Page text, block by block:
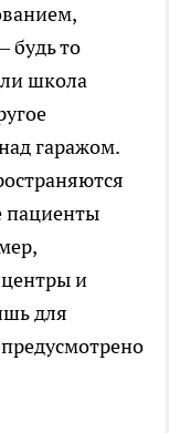
будь то
школа
гаражом.
пациенты
и
для